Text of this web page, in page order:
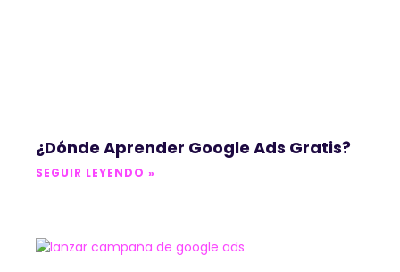
¿Dónde Aprender Google Ads Gratis?
SEGUIR LEYENDO »